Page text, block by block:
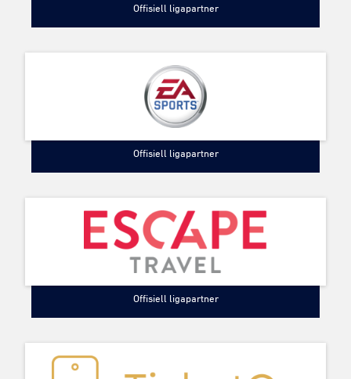
Offisiell ligapartner
Offisiell ligapartner
Offisiell ligapartner